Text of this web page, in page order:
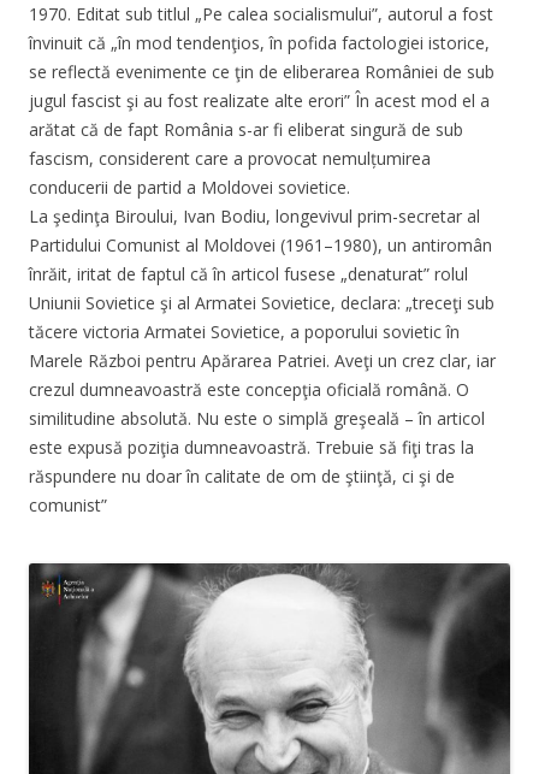
1970. Editat sub titlul „Pe calea socialismului”, autorul a fost
învinuit că „în mod tendenţios, în pofida factologiei istorice,
se reflectă evenimente ce ţin de eliberarea României de sub
jugul fascist şi au fost realizate alte erori” În acest mod el a
arătat că de fapt România s-ar fi eliberat singură de sub
fascism, considerent care a provocat nemulțumirea
conducerii de partid a Moldovei sovietice.
La şedinţa Biroului, Ivan Bodiu, longevivul prim-secretar al
Partidului Comunist al Moldovei (1961–1980), un antiromân
înrăit, iritat de faptul că în articol fusese „denaturat” rolul
Uniunii Sovietice şi al Armatei Sovietice, declara: „treceţi sub
tăcere victoria Armatei Sovietice, a poporului sovietic în
Marele Război pentru Apărarea Patriei. Aveţi un crez clar, iar
crezul dumneavoastră este concepţia oficială română. O
similitudine absolută. Nu este o simplă greşeală – în articol
este expusă poziţia dumneavoastră. Trebuie să fiţi tras la
răspundere nu doar în calitate de om de ştiinţă, ci şi de
comunist”